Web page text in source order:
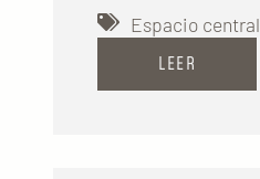
Espacio central
LEER